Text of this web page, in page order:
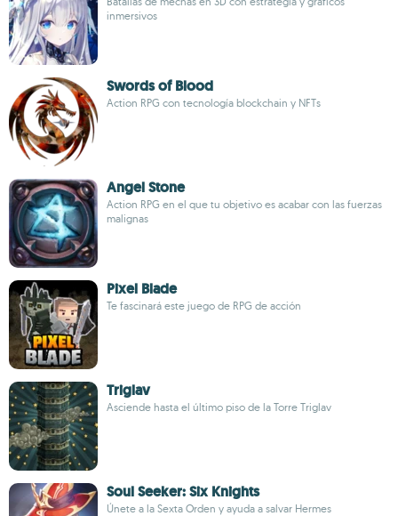
inmersivos
Swords of Blood
Action RPG con tecnología blockchain y NFTs
Angel Stone
Action RPG en el que tu objetivo es acabar con las fuerzas
malignas
Pixel Blade
Te fascinará este juego de RPG de acción
Triglav
Asciende hasta el último piso de la Torre Triglav
Soul Seeker: Six Knights
Únete a la Sexta Orden y ayuda a salvar Hermes